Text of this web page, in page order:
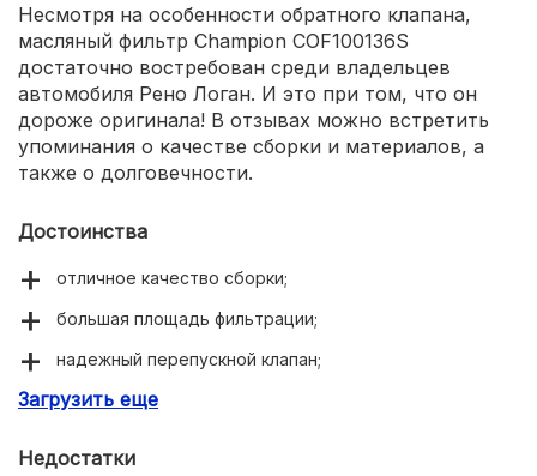
Несмотря на особенности обратного клапана,
масляный фильтр Champion COF100136S
достаточно востребован среди владельцев
автомобиля Рено Логан. И это при том, что он
дороже оригинала! В отзывах можно встретить
упоминания о качестве сборки и материалов, а
также о долговечности.
Достоинства
отличное качество сборки;
большая площадь фильтрации;
надежный перепускной клапан;
долгий срок эксплуатации.
Загрузить еще
Недостатки